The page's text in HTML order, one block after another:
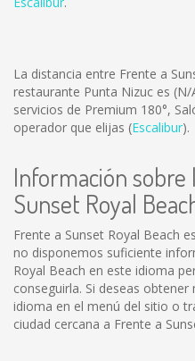
La distancia entre Frente a
restaurante Punta Nizuc es (N/
servicios de Premium 180°,
operador que elijas (Escalibur).
Información sobre
Sunset Royal
Frente a Sunset Royal Beach
no disponemos suficiente
Royal Beach en este idioma
conseguirla. Si deseas
idioma en el menú del sitio o
ciudad cercana a Frente a